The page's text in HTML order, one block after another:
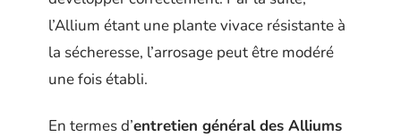
l’Allium étant une plante vivace résistante à
la sécheresse, l’arrosage peut être modéré
une fois établi.
En termes d’entretien général des Alliums